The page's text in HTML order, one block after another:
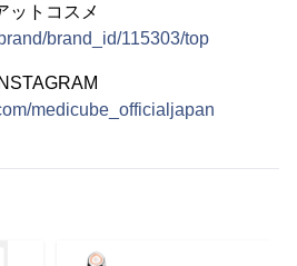
ットコスメ
brand_id/115303/top
medicube_officialjapan